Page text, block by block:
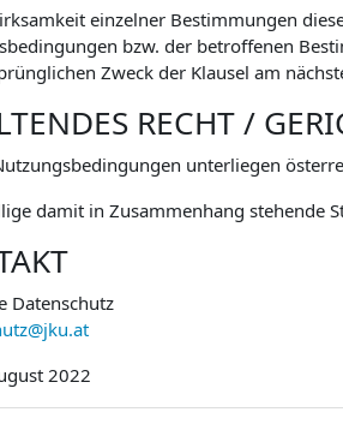
einzelner Bestimmungen
bzw. der betroffenen
Zweck der Klausel am
RECHT /
unterliegen
damit in Zusammenhang stehende
Datenschutz
2022